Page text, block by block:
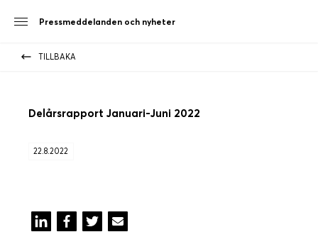
Pressmeddelanden och nyheter
TILLBAKA
Delårsrapport Januari-Juni 2022
22.8.2022